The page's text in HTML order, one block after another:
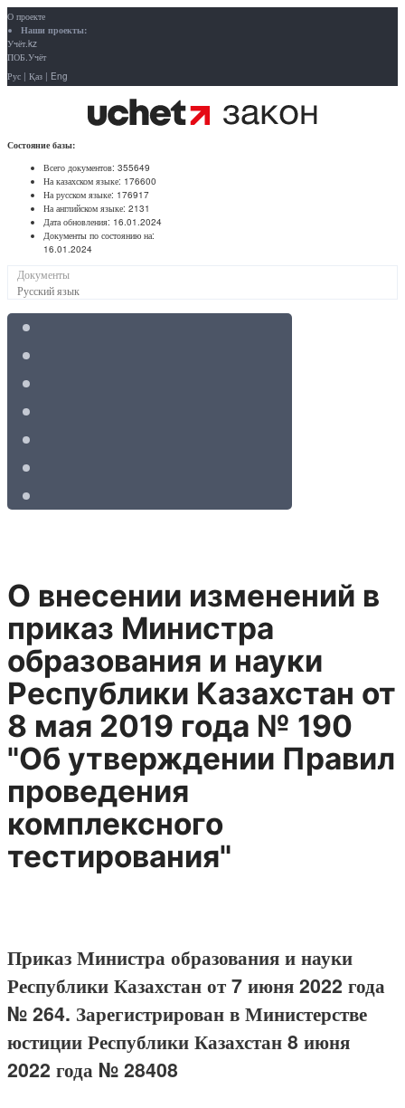
О проекте
Наши проекты:
Учёт.kz
ПОБ.Учёт
Рус | Қаз | Eng
Состояние базы:
Всего документов: 355649
На казахском языке: 176600
На русском языке: 176917
На английском языке: 2131
Дата обновления: 16.01.2024
Документы по состоянию на:
16.01.2024
Документы
Русский язык
О внесении изменений в
приказ Министра
образования и науки
Республики Казахстан от
8 мая 2019 года № 190
"Об утверждении Правил
проведения
комплексного
тестирования"
Приказ Министра образования и науки
Республики Казахстан от 7 июня 2022 года
№ 264. Зарегистрирован в Министерстве
юстиции Республики Казахстан 8 июня
2022 года № 28408